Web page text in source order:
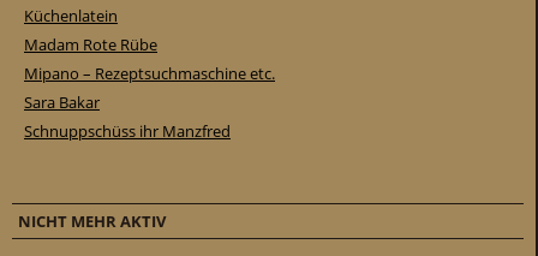
Küchenlatein
Madam Rote Rübe
Mipano – Rezeptsuchmaschine etc.
Sara Bakar
Schnuppschüss ihr Manzfred
NICHT MEHR AKTIV